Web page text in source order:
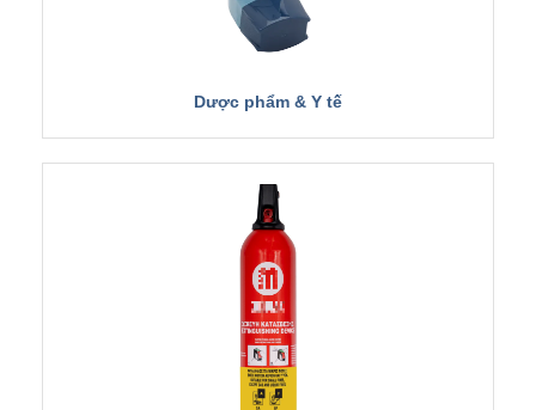
Dược phẩm & Y tế